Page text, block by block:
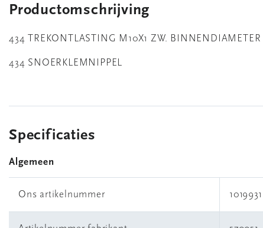
Productomschrijving
434 TREKONTLASTING M10X1 ZW. BINNENDIAMETER
434 SNOERKLEMNIPPEL
Specificaties
Algemeen
Ons artikelnummer 1019931